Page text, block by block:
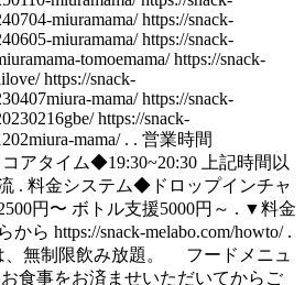
miuramama/ https://snack-
miuramama/ https://snack-
tomoemama/ https://snack-
https://snack-
mama/ https://snack-
https://snack-
mama/ . . 営業時間
アタイム◆19:30~20:30 上記時間以
. 料金システム◆ドロップインチャ
円〜 ボトル支援5000円～ . ▼料金
ら https://snack-melabo.com/howto/ .
、無制限飲み放題。 フードメニュ
食事をお済ませいただいてからご